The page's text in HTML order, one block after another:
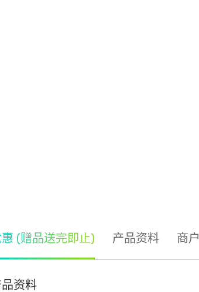
(赠品送完即止) 产品资料 商
资料